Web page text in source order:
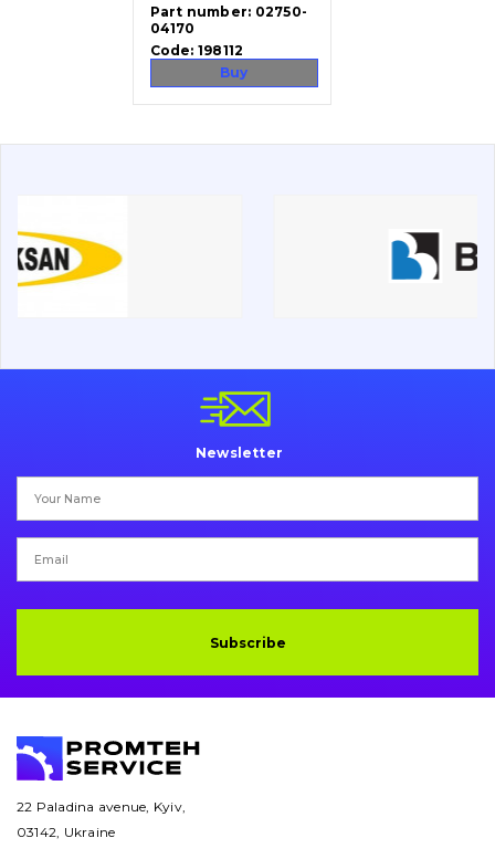
Filters and lubricants
Cutting edges and blades
Bucket and adapters shrouds
Transmission
Chassis frame and bodyshell
Drilling equipment
Electrical system
Part number: 02750-
04170
Code: 198112
Buy
Newsletter
Subscribe
22 Paladina avenue, Kyiv,
03142, Ukraine